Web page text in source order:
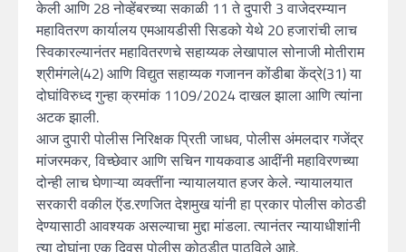
केली आणि 28 नोव्हेंबरच्या सकाळी 11 ते दुपारी 3 वाजेदरम्यान
महावितरण कार्यालय एमआयडीसी सिडको येथे 20 हजारांची लाच
स्विकारल्यानंतर महावितरणचे सहाय्यक लेखापाल सोनाजी मोतीराम
श्रीमंगले(42) आणि विद्युत सहाय्यक गजानन कोंडीबा केंद्रे(31) या
दोघांविरुध्द गुन्हा क्रमांक 1109/2024 दाखल झाला आणि त्यांना
अटक झाली.
आज दुपारी पोलीस निरिक्षक प्रिती जाधव, पोलीस अंमलदार गजेंद्र
मांजरमकर, विच्छेवार आणि सचिन गायकवाड आदींनी महाविरणच्या
दोन्ही लाच घेणाऱ्या व्यक्तींना न्यायालयात हजर केले. न्यायालयात
सरकारी वकील ऍड.रणजित देशमुख यांनी हा प्रकार पोलीस कोठडी
देण्यासाठी आवश्यक असल्याचा मुद्दा मांडला. त्यानंतर न्यायाधीशांनी
त्या दोघांना एक दिवस पोलीस कोठडीत पाठविले आहे.